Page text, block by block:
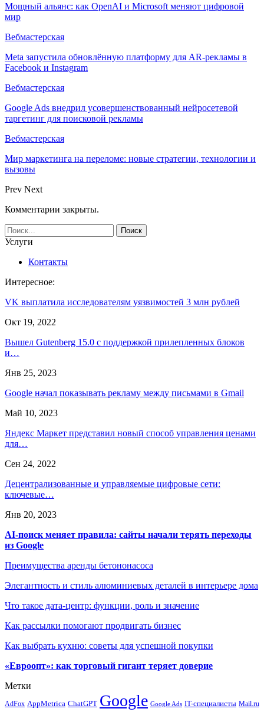
Мощный альянс: как OpenAI и Microsoft меняют цифровой
мир
Вебмастерская
Meta запустила обновлённую платформу для AR-рекламы в
Facebook и Instagram
Вебмастерская
Google Ads внедрил усовершенствованный нейросетевой
таргетинг для поисковой рекламы
Вебмастерская
Мир маркетинга на переломе: новые стратегии, технологии и
вызовы
Prev Next
Комментарии закрыты.
Услуги
Контакты
Интересное:
VK выплатила исследователям уязвимостей 3 млн рублей
Окт 19, 2022
Вышел Gutenberg 15.0 с поддержкой прилепленных блоков
и…
Янв 25, 2023
Google начал показывать рекламу между письмами в Gmail
Май 10, 2023
Яндекс Маркет представил новый способ управления ценами
для…
Сен 24, 2022
Децентрализованные и управляемые цифровые сети:
ключевые…
Янв 20, 2023
AI-поиск меняет правила: сайты начали терять переходы
из Google
Преимущества аренды бетононасоса
Элегантность и стиль алюминиевых деталей в интерьере дома
Что такое дата-центр: функции, роль и значение
Как рассылки помогают продвигать бизнес
Как выбрать кухню: советы для успешной покупки
«Евроопт»: как торговый гигант теряет доверие
Метки
AdFox AppMetrica ChatGPT Google Google Ads IT-специалисты Mail.ru